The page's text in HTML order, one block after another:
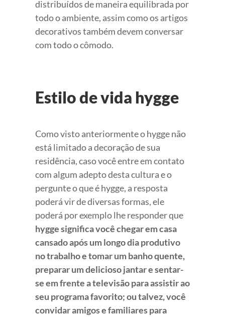
distribuídos de maneira equilibrada por
todo o ambiente, assim como os artigos
decorativos também devem conversar
com todo o cômodo.
Estilo de vida hygge
Como visto anteriormente o hygge não
está limitado a decoração de sua
residência, caso você entre em contato
com algum adepto desta cultura e o
pergunte o que é hygge, a resposta
poderá vir de diversas formas, ele
poderá por exemplo lhe responder que
hygge significa você chegar em casa
cansado após um longo dia produtivo
no trabalho e tomar um banho quente,
preparar um delicioso jantar e sentar-
se em frente a televisão para assistir ao
seu programa favorito; ou talvez, você
convidar amigos e familiares para